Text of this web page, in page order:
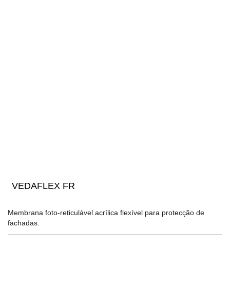
VEDAFLEX FR
Membrana foto-reticulável acrílica flexível para protecção de
fachadas.